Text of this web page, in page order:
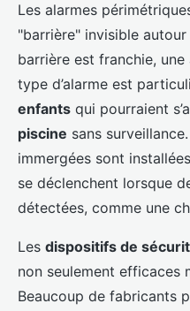
Les alarmes
"barrière" invisible autour
barrière est franchie,
type d’alarme est
enfants qui pourraient
piscine sans
immergées sont
se déclenchent lorsque
détectées, comme une
Les dispositifs de
non seulement efficaces
Beaucoup de fabricants